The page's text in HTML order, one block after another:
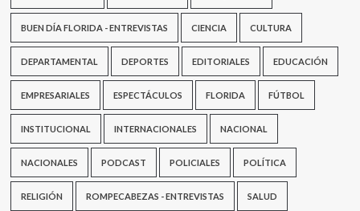
BUEN DÍA FLORIDA - ENTREVISTAS CIENCIA CULTURA
DEPARTAMENTAL DEPORTES EDITORIALES EDUCACIÓN
EMPRESARIALES ESPECTÁCULOS FLORIDA FÚTBOL
INSTITUCIONAL INTERNACIONALES NACIONAL
NACIONALES PODCAST POLICIALES POLÍTICA
RELIGIÓN ROMPECABEZAS - ENTREVISTAS SALUD